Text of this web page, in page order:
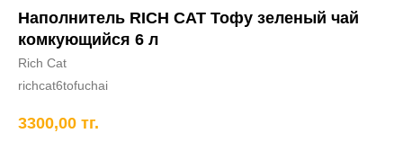
Хорькам
+7 706 407 30 81
Написать в WhatsApp
Наполнитель RICH CAT Тофу зеленый чай
комкующийся 6 л
Rich Cat
richcat6tofuchai
3300,00 тг.